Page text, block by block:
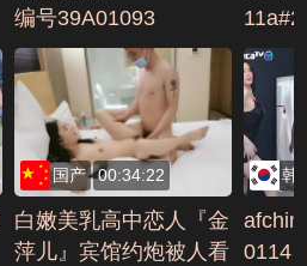
编号39A01093
国产 00:34:22
白嫩美乳高中恋人『金
萍儿』宾馆约炮被人看
韩
0114